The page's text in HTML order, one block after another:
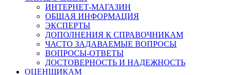
ИНТЕРНЕТ-МАГАЗИН
ОБЩАЯ ИНФОРМАЦИЯ
ЭКСПЕРТЫ
ДОПОЛНЕНИЯ К СПРАВОЧНИКАМ
ЧАСТО ЗАДАВАЕМЫЕ ВОПРОСЫ
ВОПРОСЫ-ОТВЕТЫ
ДОСТОВЕРНОСТЬ И НАДЕЖНОСТЬ
ОЦЕНЩИКАМ